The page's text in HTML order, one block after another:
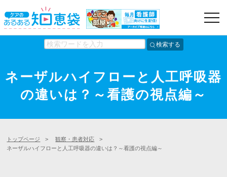
検索する
ネーザルハイフローと人工呼吸器
の違いは？～看護の視点編～
トップページ > 観察・患者対応
>
ネーザルハイフローと人工呼吸器の違いは？～看護の視点編～